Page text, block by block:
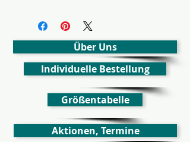
Über Uns
Individuelle Bestellung
Größentabelle
Aktionen, Termine